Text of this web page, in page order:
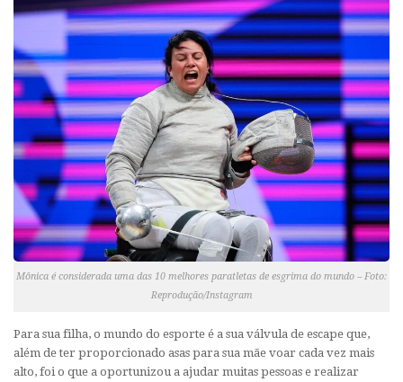
Mônica é considerada uma das 10 melhores paratletas de esgrima do mundo – Foto:
Reprodução/Instagram
Para sua filha, o mundo do esporte é a sua válvula de escape que,
além de ter proporcionado asas para sua mãe voar cada vez mais
alto, foi o que a oportunizou a ajudar muitas pessoas e realizar